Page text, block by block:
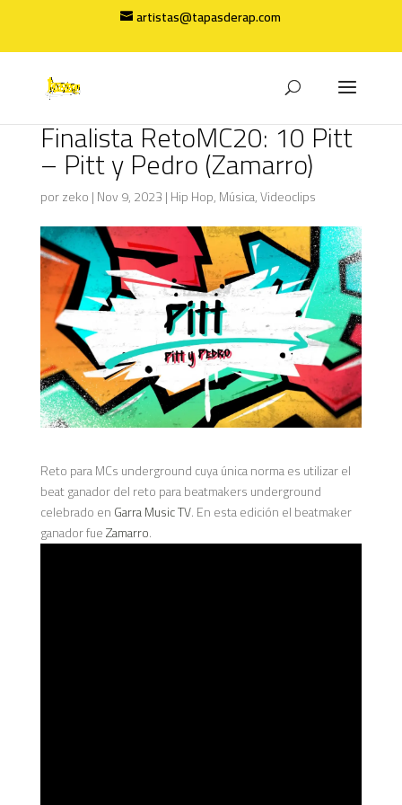
artistas@tapasderap.com
Finalista RetoMC20: 10 Pitt
– Pitt y Pedro (Zamarro)
porzeko|Nov 9, 2023|Hip Hop,Música,Videoclips
Reto para MCs underground cuya única norma es utilizar el
beat ganador del reto para beatmakers underground
celebrado enGarra Music TV. En esta edición el beatmaker
ganador fueZamarro.